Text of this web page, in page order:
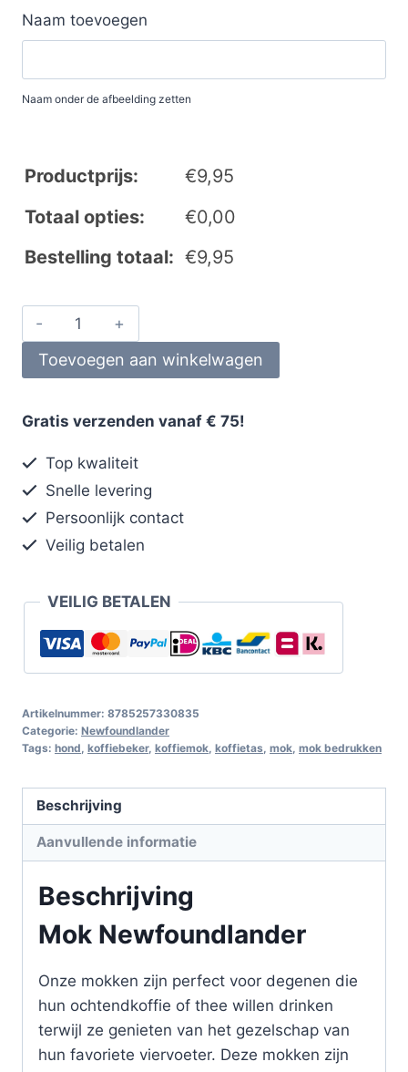
Naam toevoegen
Naam onder de afbeelding zetten
Productprijs: €9,95
Totaal opties:
€0,00
Bestelling totaal: €9,95
Toevoegen aan winkelwagen
Gratis verzenden vanaf € 75!
Top kwaliteit
Snelle levering
Persoonlijk contact
Veilig betalen
VEILIG BETALEN
Artikelnummer: 8785257330835
Categorie: Newfoundlander
Tags: hond koffiebeker, koffiemok koffietas mok mok bedrukken
Beschrijving
Aanvullende informatie
Beschrijving
Mok Newfoundlander
Onze mokken zijn perfect voor degenen die
hun ochtendkoffie of thee willen drinken
terwijl ze genieten van het gezelschap van
hun favoriete viervoeter. Deze mokken zijn